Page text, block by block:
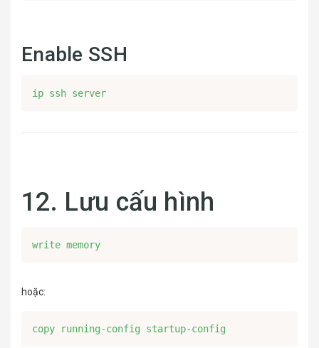
Enable SSH
ip ssh server
12. Lưu cấu hình
write memory
hoặc:
copy running-config startup-config